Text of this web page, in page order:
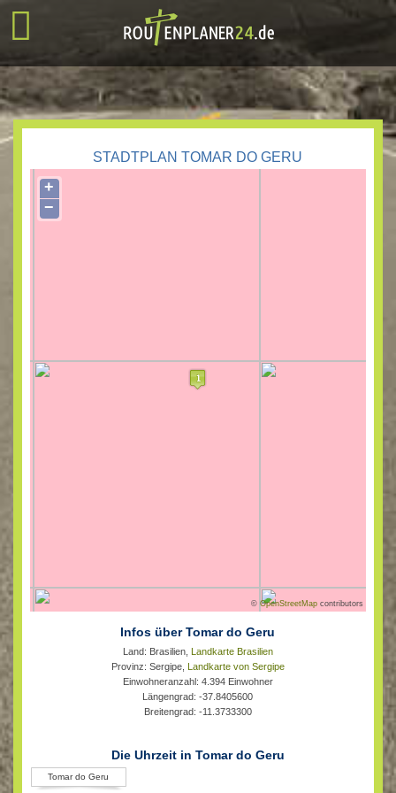
STADTPLAN TOMAR DO GERU
+
−
©OpenStreetMap contributors
Infos über Tomar do Geru
Land: Brasilien, Landkarte Brasilien
Provinz: Sergipe, Landkarte von Sergipe
Einwohneranzahl: 4.394 Einwohner
Längengrad: -37.8405600
Breitengrad: -11.3733300
Die Uhrzeit in Tomar do Geru
Tomar do Geru